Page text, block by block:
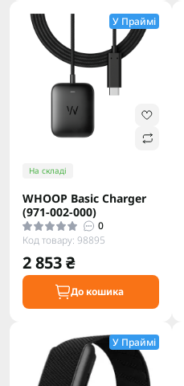
У Праймі
На складі
WHOOP Basic Charger
(971-002-000)
0
Код товару: 98895
2 853 ₴
До кошика
У Праймі